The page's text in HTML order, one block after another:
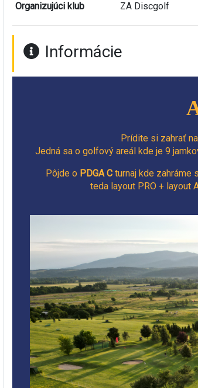
Organizujúci klub
ZA Discgolf
Informácie
Prídite si zahrať
Jedná sa o golfový areál kde je 9
Pôjde o PDGA Cturnaj kde zahráme
teda layout PRO + layout